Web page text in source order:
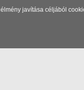
javítása céljából